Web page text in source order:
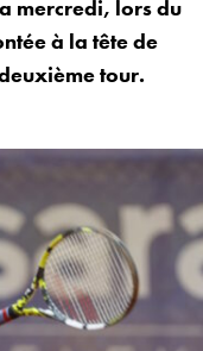
mercredi, lors du
à la tête de
tour.